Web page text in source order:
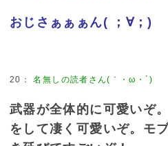
おじさぁぁぁん( ；∀；)
20 ：名無しの読者さん(｀・ω・´)
武器が全体的に可愛いぞ
をして凄く可愛いぞ。モ